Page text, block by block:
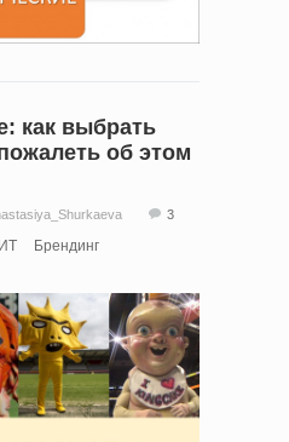
как выбрать
об этом
3
Брендинг